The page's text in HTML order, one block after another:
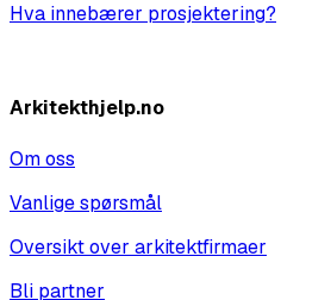
Hva innebærer prosjektering?
Arkitekthjelp.no
Om oss
Vanlige spørsmål
Oversikt over arkitektfirmaer
Bli partner